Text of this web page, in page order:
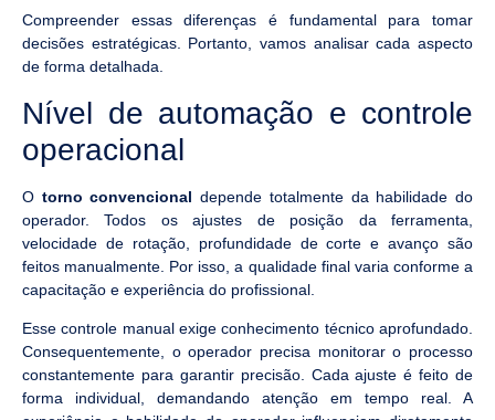
Compreender essas diferenças é fundamental para tomar
decisões estratégicas. Portanto, vamos analisar cada aspecto
de forma detalhada.
Nível de automação e controle
operacional
O torno convencional depende totalmente da habilidade do
operador. Todos os ajustes de posição da ferramenta,
velocidade de rotação, profundidade de corte e avanço são
feitos manualmente. Por isso, a qualidade final varia conforme a
capacitação e experiência do profissional.
Esse controle manual exige conhecimento técnico aprofundado.
Consequentemente, o operador precisa monitorar o processo
constantemente para garantir precisão. Cada ajuste é feito de
forma individual, demandando atenção em tempo real. A